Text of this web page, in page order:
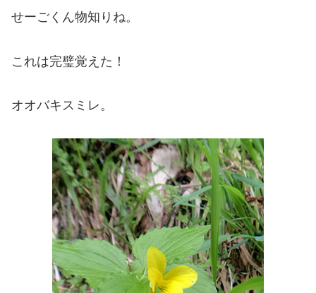
せーごくん物知りね。
これは完璧覚えた！
オオバキスミレ。